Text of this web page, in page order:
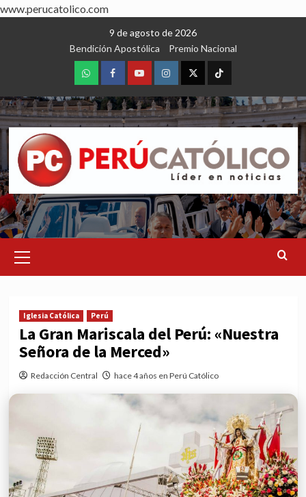
www.perucatolico.com
9 de agosto de 2026
Bendición Apostólica
Premio Nacional
WhatsAppFacebookYoutubeInstagram
X TikTok
Menu
Iglesia Católica Perú
La Gran Mariscala del Perú: «Nuestra
Señora de la Merced»
Redacción Central hace 4 años en Perú Católico